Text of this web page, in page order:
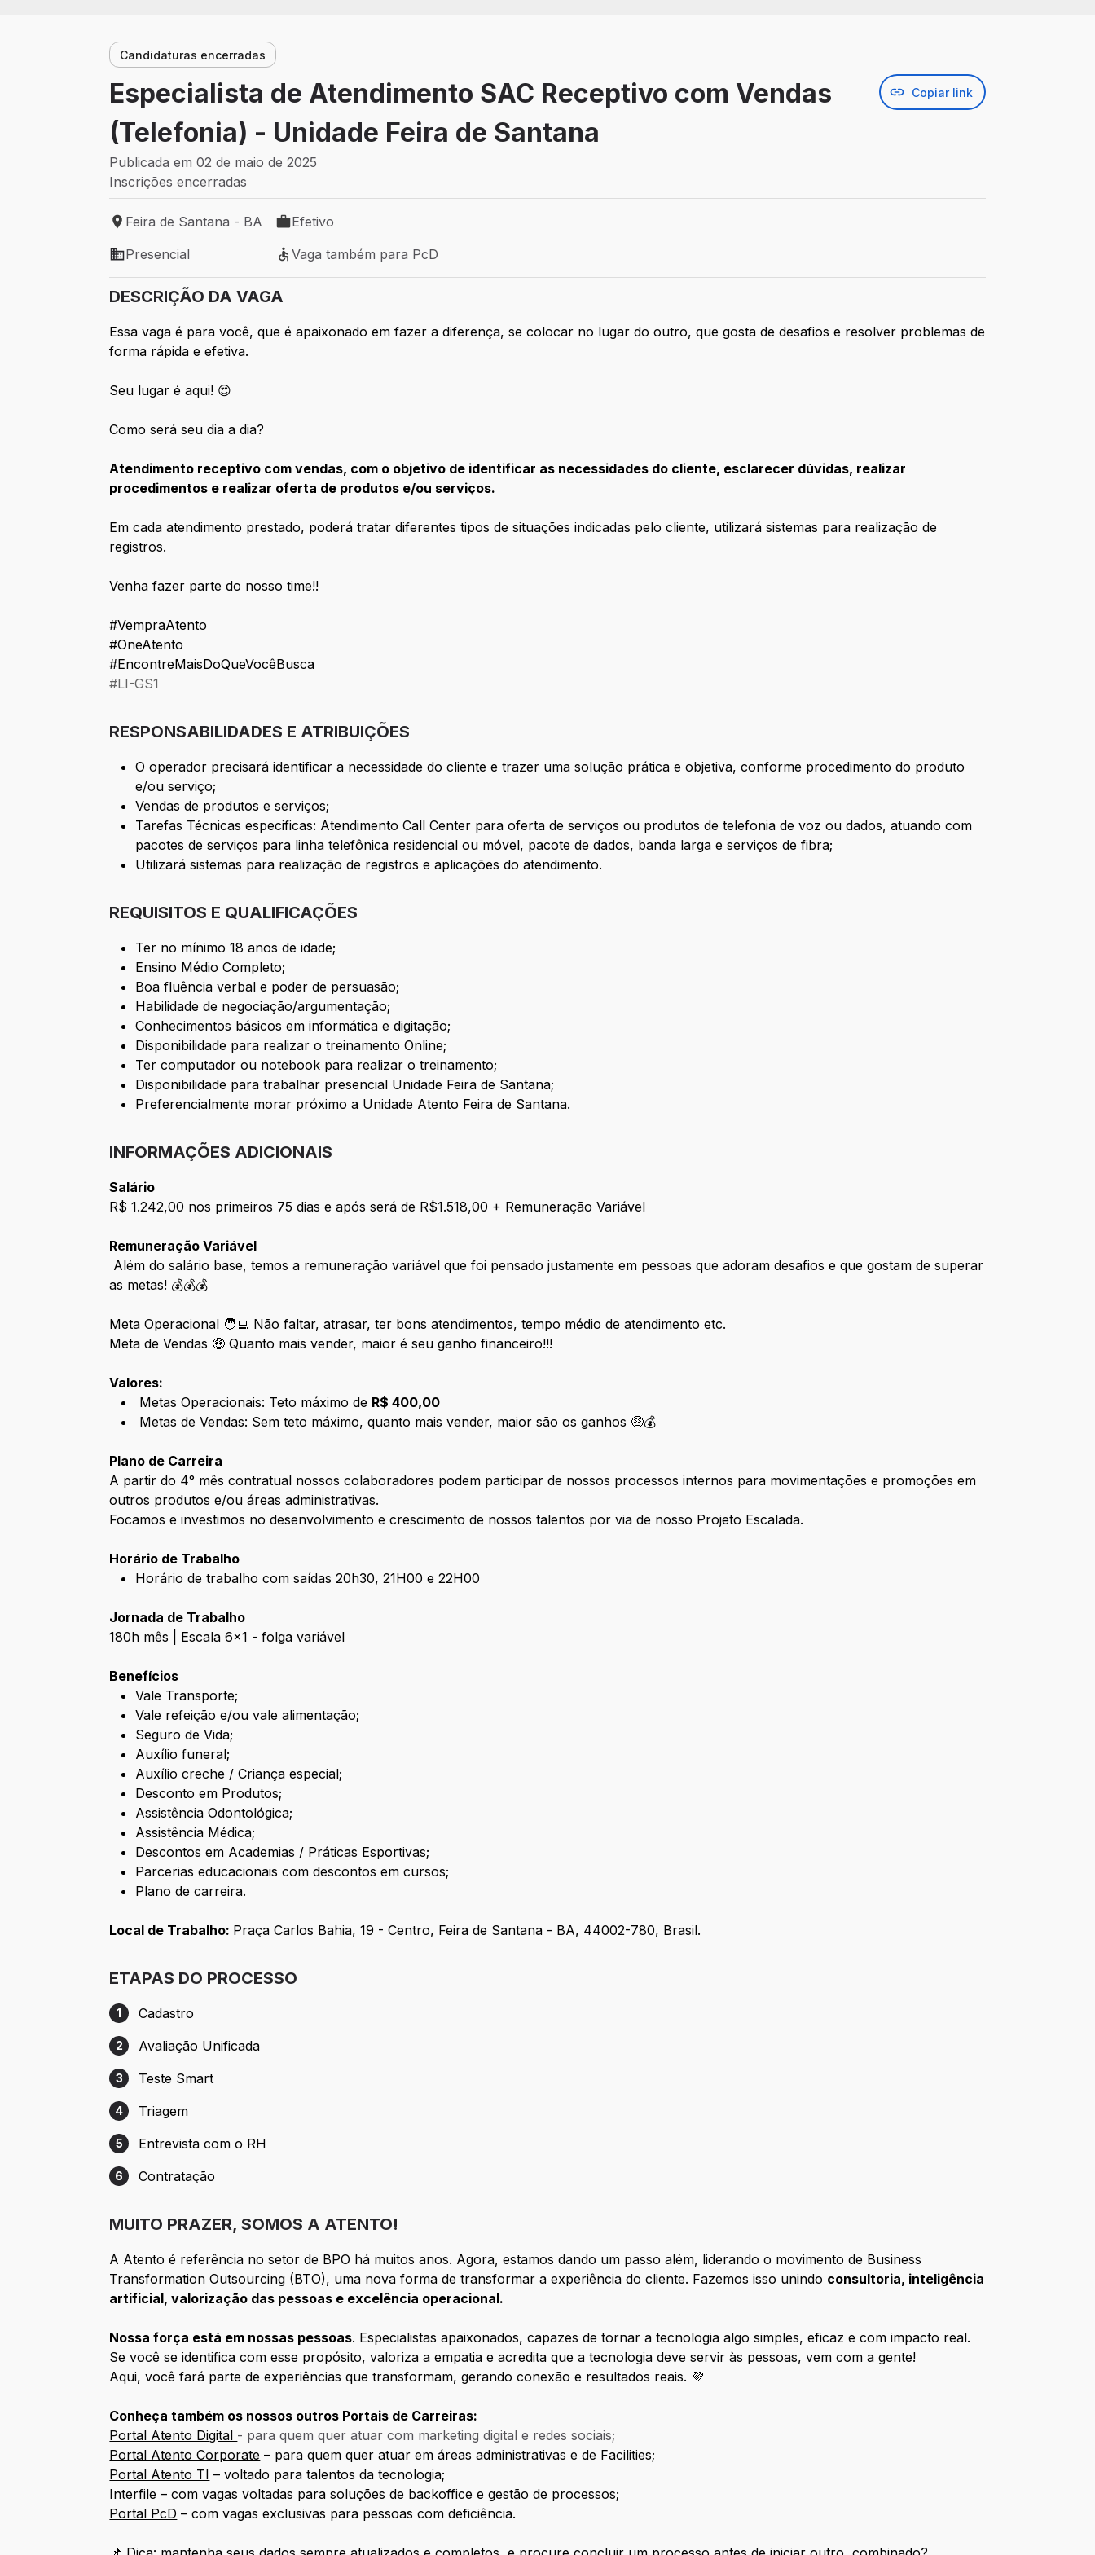
Candidaturas encerradas
Especialista de Atendimento SAC Receptivo com Vendas
(Telefonia) - Unidade Feira de Santana
Copiar link
Publicada em 02 de maio de 2025
Inscrições encerradas
Local de trabalho: Feira de Santana - BA
Feira de Santana - BA
Tipo de vaga: Efetivo
Efetivo
Modelo de trabalho: Presencial
Presencial
Vaga também para PcD
Vaga também para PcD
DESCRIÇÃO DA VAGA
Essa vaga é para você, que é apaixonado em fazer a diferença, se colocar no lugar do outro, que gosta de desafios e resolver problemas de
forma rápida e efetiva.
Seu lugar é aqui! 😍
Como será seu dia a dia?
Atendimento receptivo com vendas, com o objetivo de identificar as necessidades do cliente, esclarecer dúvidas, realizar
procedimentos e realizar oferta de produtos e/ou serviços.
Em cada atendimento prestado, poderá tratar diferentes tipos de situações indicadas pelo cliente, utilizará sistemas para realização de
registros.
Venha fazer parte do nosso time!!
#VempraAtento
#OneAtento
#EncontreMaisDoQueVocêBusca
#LI-GS1
RESPONSABILIDADES E ATRIBUIÇÕES
O operador precisará identificar a necessidade do cliente e trazer uma solução prática e objetiva, conforme procedimento do produto
e/ou serviço;
Vendas de produtos e serviços;
Tarefas Técnicas especificas: Atendimento Call Center para oferta de serviços ou produtos de telefonia de voz ou dados, atuando com
pacotes de serviços para linha telefônica residencial ou móvel, pacote de dados, banda larga e serviços de fibra;
Utilizará sistemas para realização de registros e aplicações do atendimento.
REQUISITOS E QUALIFICAÇÕES
Ter no mínimo 18 anos de idade;
Ensino Médio Completo;
Boa fluência verbal e poder de persuasão;
Habilidade de negociação/argumentação;
Conhecimentos básicos em informática e digitação;
Disponibilidade para realizar o treinamento Online;
Ter computador ou notebook para realizar o treinamento;
Disponibilidade para trabalhar presencial Unidade Feira de Santana;
Preferencialmente morar próximo a Unidade Atento Feira de Santana.
INFORMAÇÕES ADICIONAIS
Salário
R$ 1.242,00 nos primeiros 75 dias e após será de R$1.518,00 + Remuneração Variável
Remuneração Variável
Além do salário base, temos a remuneração variável que foi pensado justamente em pessoas que adoram desafios e que gostam de superar
as metas! 💰💰💰
Meta Operacional 🧑‍💻 Não faltar, atrasar, ter bons atendimentos, tempo médio de atendimento etc.
Meta de Vendas 🤑 Quanto mais vender, maior é seu ganho financeiro!!!
Valores:
Metas Operacionais: Teto máximo de R$ 400,00
Metas de Vendas: Sem teto máximo, quanto mais vender, maior são os ganhos 🤑💰
Plano de Carreira
A partir do 4° mês contratual nossos colaboradores podem participar de nossos processos internos para movimentações e promoções em
outros produtos e/ou áreas administrativas.
Focamos e investimos no desenvolvimento e crescimento de nossos talentos por via de nosso Projeto Escalada.
Horário de Trabalho
Horário de trabalho com saídas 20h30, 21H00 e 22H00
Jornada de Trabalho
180h mês | Escala 6x1 - folga variável
Benefícios
Vale Transporte;
Vale refeição e/ou vale alimentação;
Seguro de Vida;
Auxílio funeral;
Auxílio creche / Criança especial;
Desconto em Produtos;
Assistência Odontológica;
Assistência Médica;
Descontos em Academias / Práticas Esportivas;
Parcerias educacionais com descontos em cursos;
Plano de carreira.
Local de Trabalho: Praça Carlos Bahia, 19 - Centro, Feira de Santana - BA, 44002-780, Brasil.
ETAPAS DO PROCESSO
Etapa 1: Cadastro
1 Cadastro
Etapa 2: Avaliação Unificada
2 Avaliação Unificada
Etapa 3: Teste Smart
3 Teste Smart
Etapa 4: Triagem
4 Triagem
Etapa 5: Entrevista com o RH
5 Entrevista com o RH
Etapa 6: Contratação
6 Contratação
MUITO PRAZER, SOMOS A ATENTO!
A Atento é referência no setor de BPO há muitos anos. Agora, estamos dando um passo além, liderando o movimento de Business
Transformation Outsourcing (BTO), uma nova forma de transformar a experiência do cliente. Fazemos isso unindo consultoria, inteligência
artificial, valorização das pessoas e excelência operacional.
Nossa força está em nossas pessoas. Especialistas apaixonados, capazes de tornar a tecnologia algo simples, eficaz e com impacto real.
Se você se identifica com esse propósito, valoriza a empatia e acredita que a tecnologia deve servir às pessoas, vem com a gente!
Aqui, você fará parte de experiências que transformam, gerando conexão e resultados reais. 💜
Conheça também os nossos outros Portais de Carreiras:
Portal Atento Digital - para quem quer atuar com marketing digital e redes sociais;
Portal Atento Corporate – para quem quer atuar em áreas administrativas e de Facilities;
Portal Atento TI – voltado para talentos da tecnologia;
Interfile – com vagas voltadas para soluções de backoffice e gestão de processos;
Portal PcD – com vagas exclusivas para pessoas com deficiência.